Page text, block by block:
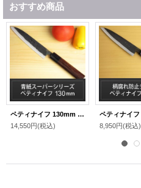
おすすめ商品
ペティナイフ 130mm 包丁 青紙スーパーシリーズ/切れ味抜群【無料研ぎ直し券付き】
14,550円(税込)
8,950円(税込)